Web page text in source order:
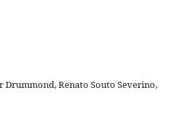
Drummond, Renato Souto Severino,